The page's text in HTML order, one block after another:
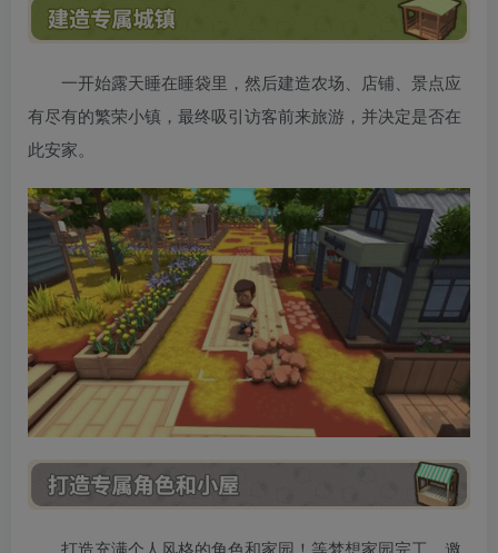
一开始露天睡在睡袋里，然后建造农场、店铺、景点应
有尽有的繁荣小镇，最终吸引访客前来旅游，并决定是否在
此安家。